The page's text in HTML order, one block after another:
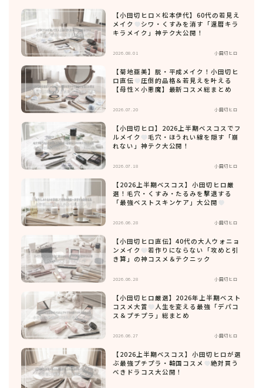
【小田切ヒロ×松本伊代】60代の若見え
メイク
シワ・くすみを消す「還暦キラ
キラメイク」神テク大公開！
2026.08.01 小田切ヒロ
【菊地亜美】脱・平成メイク！小田切ヒ
ロ直伝
圧倒的品格＆若見えを叶える
【母性×小悪魔】最新コスメ総まとめ
2026.07.20 小田切ヒロ
【小田切ヒロ】2026上半期ベスコスでフ
ルメイク
毛穴・ほうれい線を隠す「崩
れない」神テク大公開！
2026.07.18 小田切ヒロ
【2026上半期ベスコス】小田切ヒロ厳
選！毛穴・くすみ・たるみを撃退する
「最強ベストスキンケア」大公開
2026.06.28 小田切ヒロ
【小田切ヒロ直伝】40代の大人ウォニョ
ンメイク
若作りにならない「攻めと引
き算」の神コスメ＆テクニック
2026.06.28 小田切ヒロ
【小田切ヒロ厳選】2026年上半期ベスト
コスメ大賞
人生を変える最強「デパコ
ス＆プチプラ」総まとめ
2026.06.27 小田切ヒロ
【2026上半期ベスコス】小田切ヒロが選
ぶ最強プチプラ・韓国コスメ
絶対買う
べきドラコス大公開！